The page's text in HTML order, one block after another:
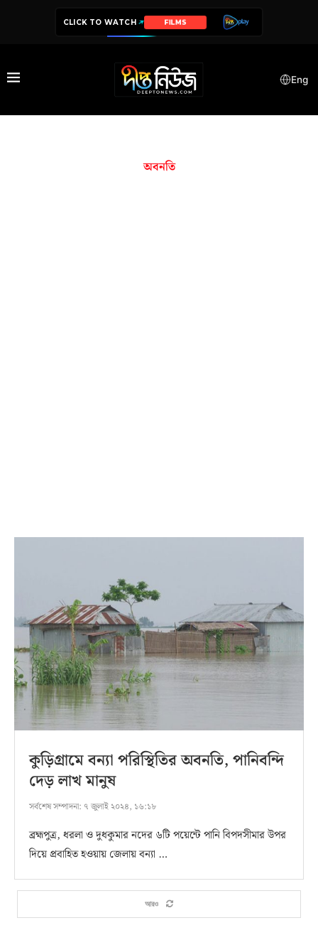
CLICK TO WATCH FILMS
Eng
অবনতি
কুড়িগ্রামে বন্যা পরিস্থিতির অবনতি, পানিবন্দি
দেড় লাখ মানুষ
সর্বশেষ সম্পাদনা: ৭ জুলাই ২০২৪, ১৬:১৮
ব্রহ্মপুত্র, ধরলা ও দুধকুমার নদের ৬টি পয়েন্টে পানি বিপদসীমার উপর
দিয়ে প্রবাহিত হওয়ায় জেলায় বন্যা …
আরও